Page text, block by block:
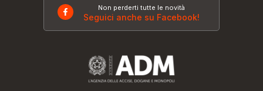
Non perderti tutte le novità
Seguici anche su Facebook!